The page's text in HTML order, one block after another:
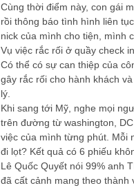
Cùng thời điểm này, con gái
rồi thông báo tình hình liên
nick của mình cho tiện, mình
Vụ việc rắc rối ở quầy check
Có thể có sự can thiệp của
gây rắc rối cho hành khách
lý.
Khi sang tới Mỹ, nghe mọi
trên đường từ washington,
việc của mình từng phút. Mỗi
đi lọt? Kết quả có 6 phiếu
Lê Quốc Quyết nói 99% anh
đã cất cảnh mang theo